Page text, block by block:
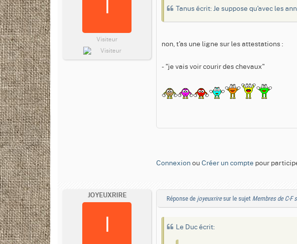
Visiteur
Tanus écrit: Je suppose qu'avec les
non, t'as une ligne sur les attestations :
- "je vais voir courir des chevaux"
Connexion ou Créer un compte pour
JOYEUXRIRE Réponse de joyeuxriresur le sujet Membres de C-F
Le Duc écrit: